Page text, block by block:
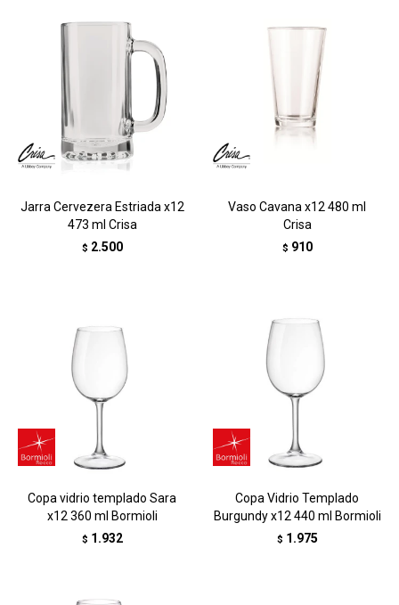
Jarra Cervezera Estriada x12
473 ml Crisa
$ 2.500
Vaso Cavana x12 480 ml
Crisa
$ 910
Copa vidrio templado Sara
x12 360 ml Bormioli
$ 1.932
Copa Vidrio Templado
Burgundy x12 440 ml Bormioli
$ 1.975